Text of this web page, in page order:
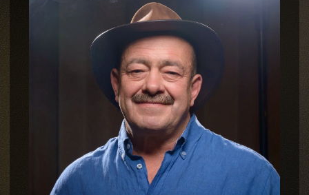
МИХАИЛ КОЖУХОВ
Основатель "Клуб путешествий Михаила